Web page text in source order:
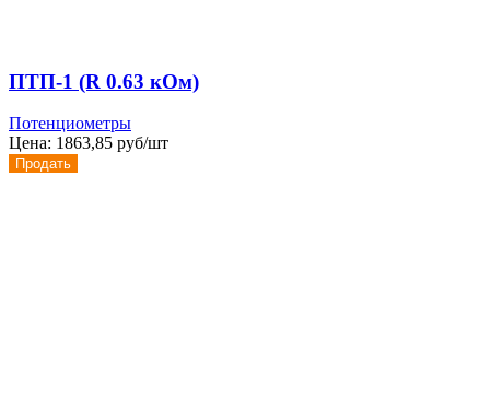
ПТП-1 (R 0.63 кОм)
Потенциометры
Цена: 1863,85 руб/шт
Продать